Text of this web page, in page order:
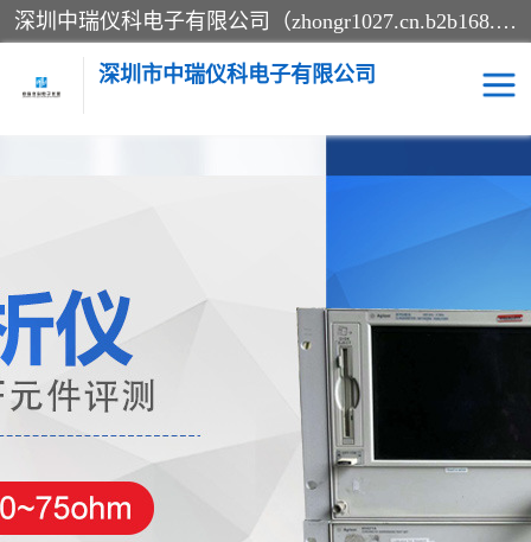
深圳中瑞仪科电子有限公司（zhongr1027.cn.b2b168.com）主要从事回收二手仪器，工厂仪器，回收示波器，KeysightE4980A，FLUKE754，MT8852B，IFR3920，Agilent N4010A，MT8852B等业务，全国统一热线：13570873835。深圳中瑞仪科电子有限公司整批或单出，专业评估高价回收工厂闲置仪器。
深圳市中瑞仪科电子有限公司
电阻-功率计 频谱分析仪
万用表 综合测试仪
蓝牙测试仪 网络分析仪
过程校验仪 电桥测试仪